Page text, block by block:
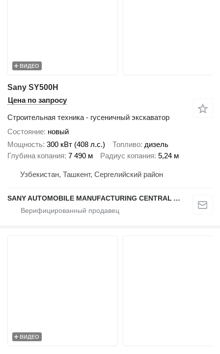
ВИДЕО
Sany SY500H
Цена по запросу
Строительная техника - гусеничный экскаватор
Состояние новый
Мощность 300 кВт (408 л.с.) Топливо дизель
Глубина копания 7 490 м Радиус копания 5,24 м
Узбекистан, Ташкент, Сергелийский район
SANY AUTOMOBILE MANUFACTURING CENTRAL ASIA
ВИДЕО